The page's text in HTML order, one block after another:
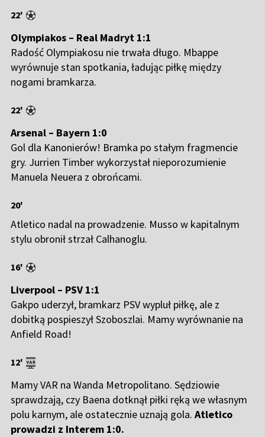
22'
Olympiakos – Real Madryt 1:1
Radość Olympiakosu nie trwała długo. Mbappe
wyrównuje stan spotkania, ładując piłkę między
nogami bramkarza.
22'
Arsenal – Bayern 1:0
Gol dla Kanonierów! Bramka po stałym fragmencie
gry. Jurrien Timber wykorzystał nieporozumienie
Manuela Neuera z obrońcami.
20'
Atletico nadal na prowadzenie. Musso w kapitalnym
stylu obronił strzał Calhanoglu.
16'
Liverpool – PSV 1:1
Gakpo uderzył, bramkarz PSV wypluł piłkę, ale z
dobitką pospieszył Szoboszlai. Mamy wyrównanie na
Anfield Road!
12'
Mamy VAR na Wanda Metropolitano. Sędziowie
sprawdzają, czy Baena dotknął piłki ręką we własnym
polu karnym, ale ostatecznie uznają gola.Atletico
prowadzi z Interem 1:0.